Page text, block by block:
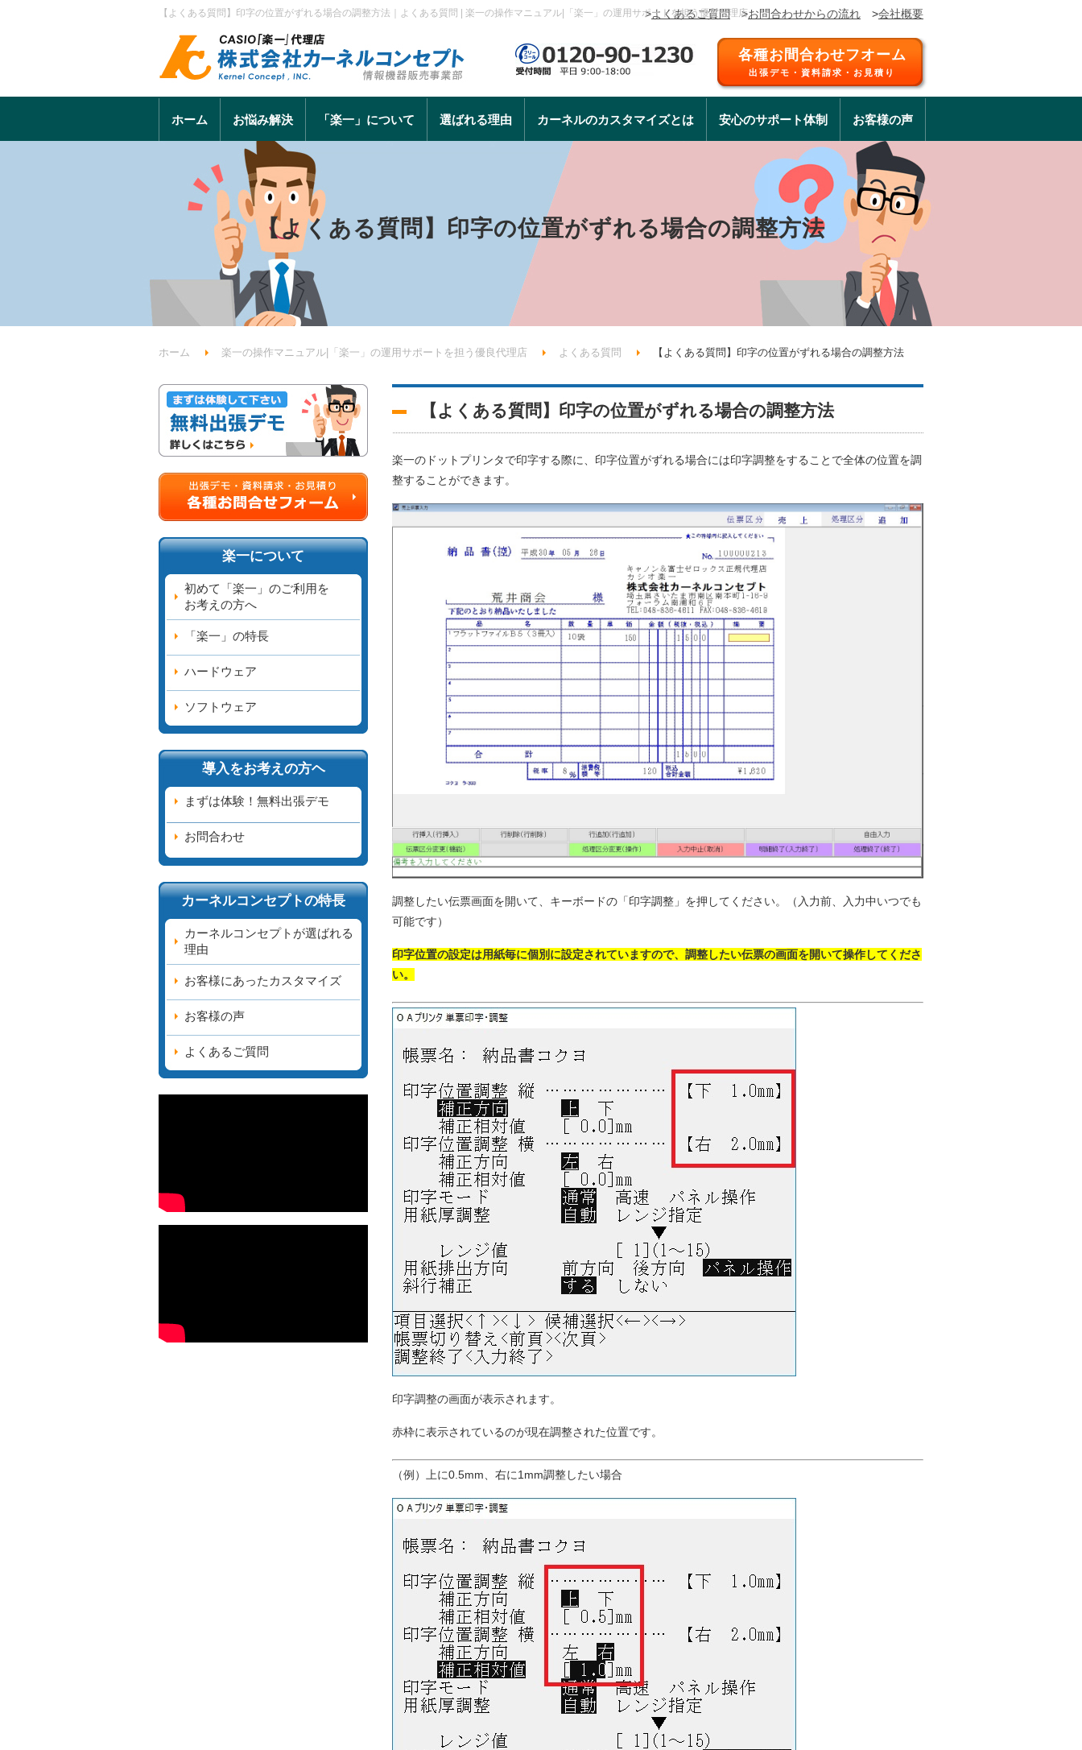
【よくある質問】印字の位置がずれる場合の調整方法｜よくある質問 | 楽一の操作マニュアル|「楽一」の運用サポートを担う優良代理店
>よくあるご質問 >お問合わせからの流れ >会社概要
各種お間合わせフオーム
出張デモ・資料請求・お見積り
ホーム お悩み解決 「楽一」について 選ばれる理由 カーネルのカスタマイズとは 安心のサポート体制 お客様の声
【よくある質問】印字の位置がずれる場合の調整方法
ホーム 楽一の操作マニュアル|「楽一」の運用サポートを担う優良代理店 よくある質問 【よくある質問】印字の位置がずれる場合の調整方法
【よくある質問】印字の位置がずれる場合の調整方法
楽一のドットプリンタで印字する際に、印字位置がずれる場合には印字調整をすることで全体の位置を調
整することができます。
調整したい伝票画面を開いて、キーボードの「印字調整」を押してください。（入力前、入力中いつでも
可能です）
印字位置の設定は用紙毎に個別に設定されていますので、調整したい伝票の画面を開いて操作してくださ
い。
印字調整の画面が表示されます。
赤枠に表示されているのが現在調整された位置です。
（例）上に0.5mm、右に1mm調整したい場合
楽一について
初めて「楽一」のご利用を
お考えの方へ
「楽一」の特長
ハードウェア
ソフトウェア
導入をお考えの方ヘ
まずは体験！無料出張デモ
お問合わせ
カーネルコンセプトの特長
カーネルコンセプトが選ばれる
理由
お客様にあったカスタマイズ
お客様の声
よくあるご質問